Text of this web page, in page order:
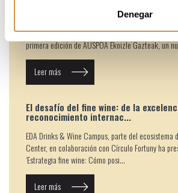
Denegar
La Diputación Foral de Gipuzkoa y Basque Culinary
presentado hoy los 10 proyectos seleccionados
primera edición de AUSPOA Ekoizle Gazteak, un
Leer más
El desafío del fine wine: de la
reconocimiento internac...
EDA Drinks & Wine Campus, parte del ecosistema
Center, en colaboración con Círculo Fortuny ha
‘Estrategia fine wine: Cómo posi...
Leer más